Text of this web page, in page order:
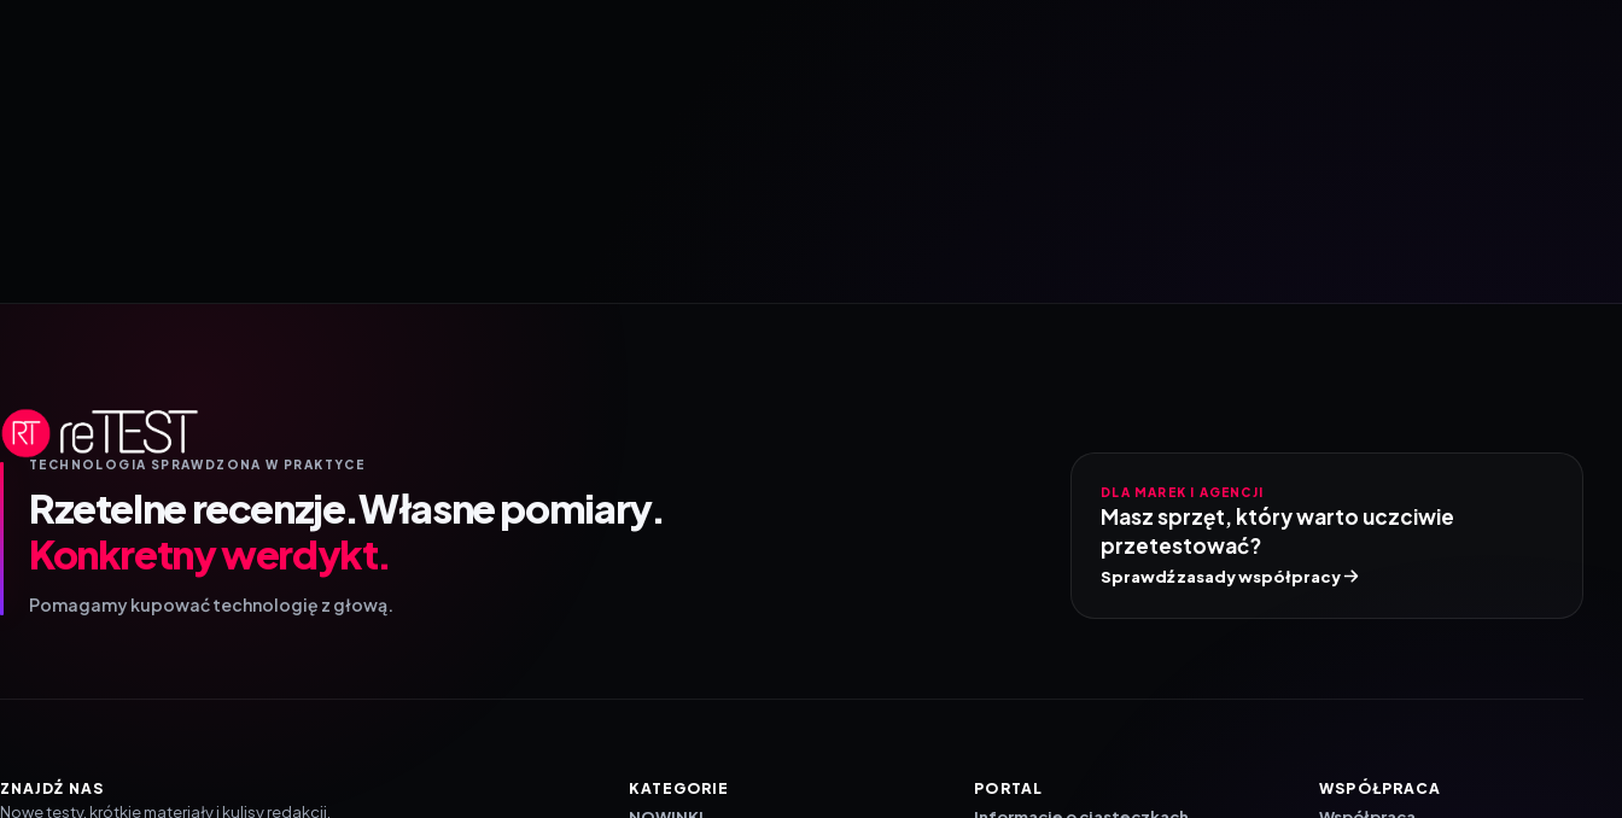
TECHNOLOGIA SPRAWDZONA W PRAKTYCE
Rzetelne recenzje.Własne pomiary.
Konkretny werdykt.
Pomagamy kupować technologię z głową.
DLA MAREK I AGENCJI
Masz sprzęt, który warto uczciwie
przetestować?
Sprawdź zasady współpracy
ZNAJDŹ NAS
Nowe testy, krótkie materiały i kulisy redakcji.
KATEGORIE PORTAL WSPÓŁPRACA